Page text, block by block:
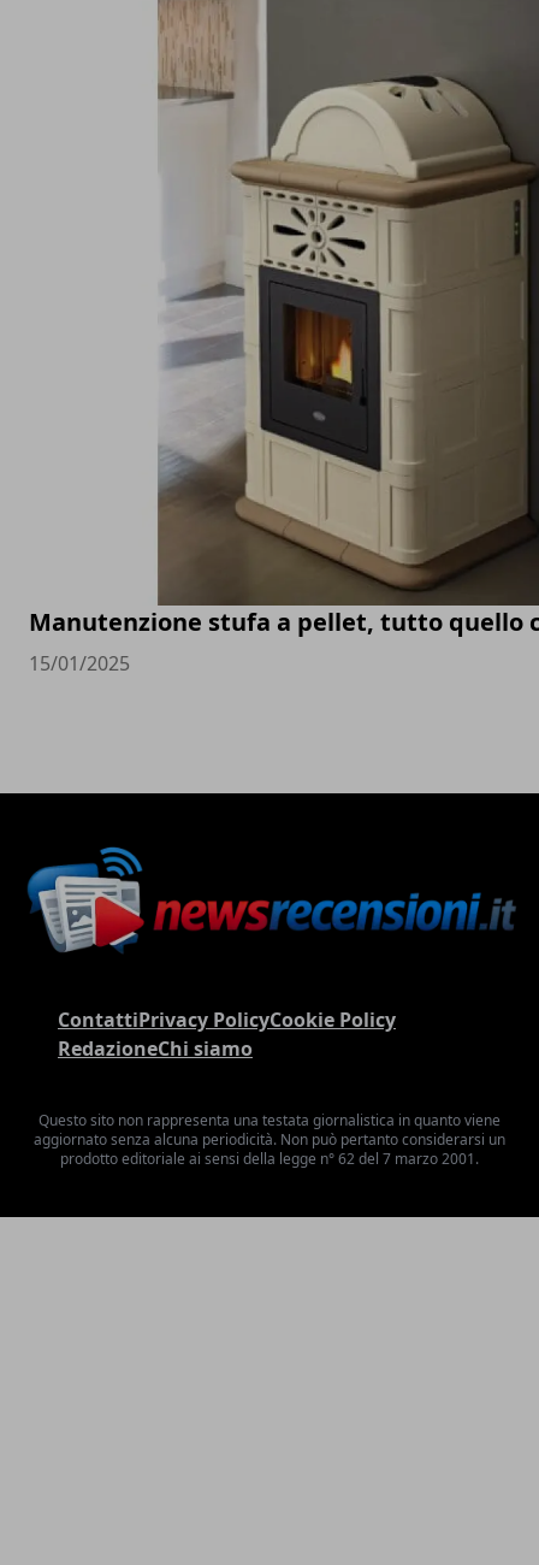
Manutenzione stufa a pellet, tutto quello
15/01/2025
ContattiPrivacy PolicyCookie Policy
RedazioneChi siamo
Questo sito non rappresenta una testata giornalistica in quanto viene
aggiornato senza alcuna periodicità. Non può pertanto considerarsi un
prodotto editoriale ai sensi della legge n° 62 del 7 marzo 2001.